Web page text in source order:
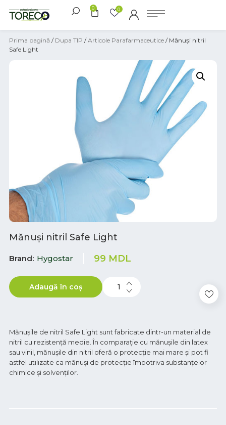
0 0
Prima pagină / Dupa TIP /Articole Parafarmaceutice / Mănuși nitril
Safe Light
Mănuși nitril Safe Light
Brand Hygostar 99 MDL
Adaugă în coș
Mănușile de nitril Safe Light sunt fabricate dintr-un material de
nitril cu rezistență medie. În comparație cu mănușile din latex
sau vinil, mănușile din nitril oferă o protecție mai mare și pot fi
astfel utilizate ca mănuși de protecție împotriva substanțelor
chimice și solvenților.